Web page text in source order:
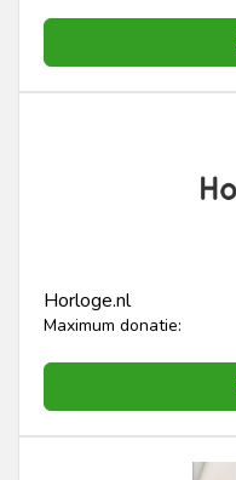
Horloge.nl
Maximum donatie: